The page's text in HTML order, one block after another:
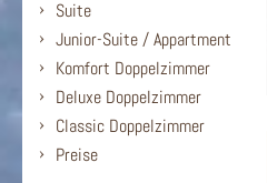
Suite
Junior-Suite / Appartment
Komfort Doppelzimmer
Deluxe Doppelzimmer
Classic Doppelzimmer
Preise